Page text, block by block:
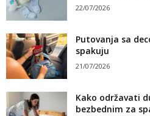
22/07/2026
Putovanja sa
spakuju
21/07/2026
Kako održavati
bezbednim za